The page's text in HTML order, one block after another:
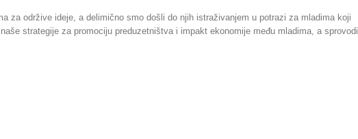
za održive ideje, a delimično smo došli do njih istraživanjem u potrazi za mladima koji
strategije za promociju preduzetništva i impakt ekonomije među mladima, a sprovodi